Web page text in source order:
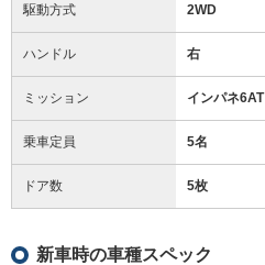
駆動方式 2WD
ハンドル 右
ミッション インパネ6AT
乗車定員 5名
ドア数 5枚
新車時の車種スペック